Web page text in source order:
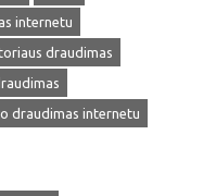
internetu
draudimas
draudimas internetu